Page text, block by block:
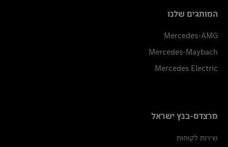
המותגים שלנו
Mercedes-AMG
Mercedes-Maybach
Mercedes Electric
מרצדס-בנץ ישראל
שירות לקוחות